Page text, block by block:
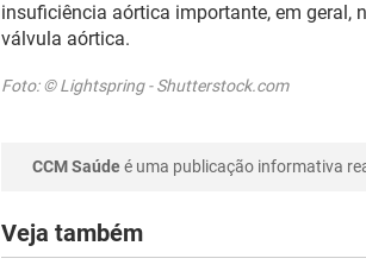
insuficiência aórtica importante, em geral,
válvula aórtica.
Foto: © Lightspring - Shutterstock.com
CCM Saúdeé uma publicação informativa
Veja também